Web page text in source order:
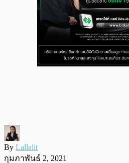
By Lallalit
กุมภาพันธ์ 2, 2021